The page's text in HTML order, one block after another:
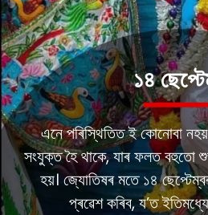
এনে পৰিস্থিতিত ই কোনোবা
সংযুক্ত হৈ থাকে, যাৰ ফলত
হয়। জ্যোতিষৰ মতে ১৪
১৪